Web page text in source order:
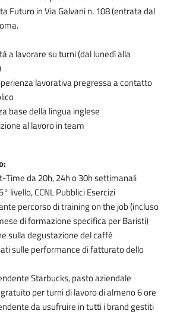
Futuro in Via Galvani n. 108 (entrata dal
a lavorare su turni (dal lunedì alla
lavorativa pregressa a contatto
base della lingua inglese
al lavoro in team
Time da 20h, 24h o 30h settimanali
livello, CCNL Pubblici Esercizi
percorso di training on the job (incluso
di formazione specifica per Baristi)
sulla degustazione del caffè
sulle performance di fatturato dello
Starbucks, pasto aziendale
per turni di lavoro di almeno 6 ore
da usufruire in tutti i brand gestiti